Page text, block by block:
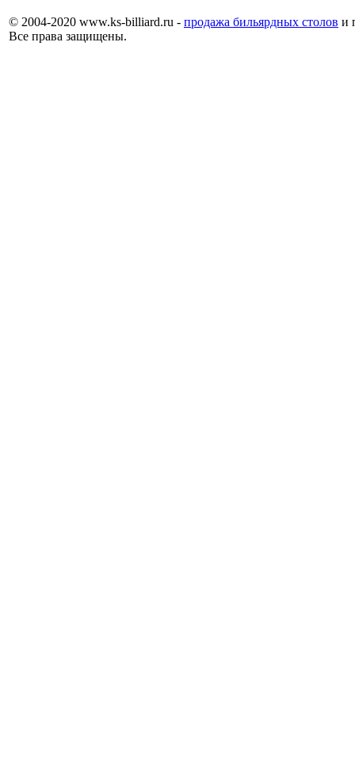
© 2004-2020 www.ks-billiard.ru - продажа бильярдных столов и
Все права защищены.